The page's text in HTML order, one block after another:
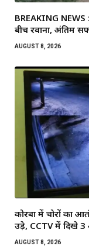
BREAKING
बीच रवाना, अंतिम
AUGUST 8, 2026
कोरबा में चोरों का
उड़े, CCTV में दिखे 3
AUGUST 8, 2026